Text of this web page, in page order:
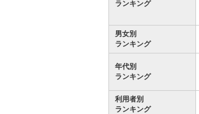
ランキング
男女別
ランキング
年代別
ランキング
利用者別
ランキング